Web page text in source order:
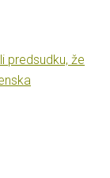
predsudku, že